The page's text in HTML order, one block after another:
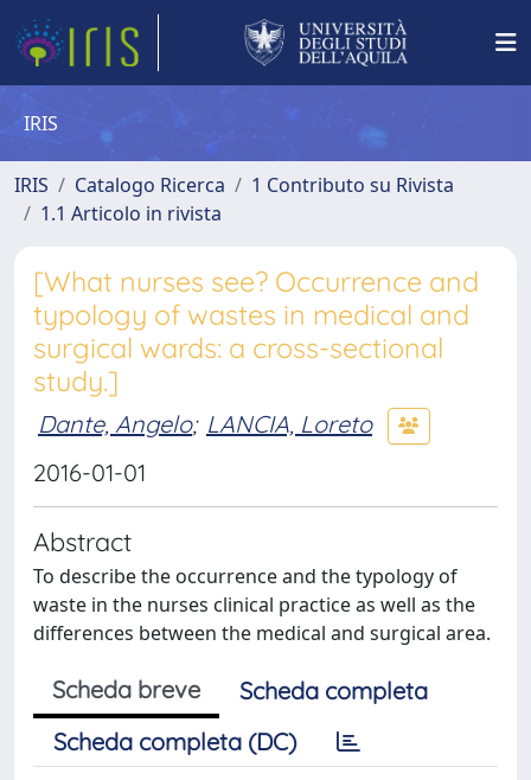
IRIS
IRIS Catalogo Ricerca
1 Contributo su Rivista
1.1 Articolo in rivista
[What nurses see? Occurrence and
typology of wastes in medical and
surgical wards: a cross-sectional
study.]
Dante, Angelo; LANCIA, Loreto
2016-01-01
Abstract
To describe the occurrence and the typology of
waste in the nurses clinical practice as well as the
differences between the medical and surgical area.
Scheda breve
Scheda completa
Scheda completa (DC)